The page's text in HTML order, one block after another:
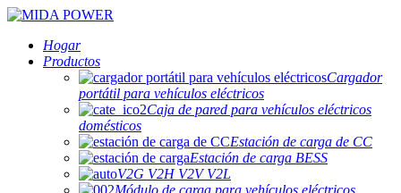
Hogar
Productos
Cargador
portátil para vehículos eléctricos
Caja de pared para vehículos eléctricos
domésticos
Estación de carga de CC
Estación de carga BESS
V2G V2H V2V V2L
Módulo de carga para vehículos eléctricos